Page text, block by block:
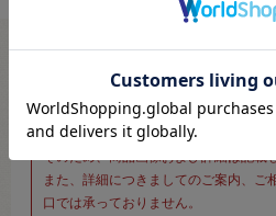
※新宿オカダヤ本店お取り扱い商
こちらのページは、店頭にてあらかじ
をご確認いただいた上でご注文いただ
また、詳細につきましてのご案内、ご
口では承っておりません。